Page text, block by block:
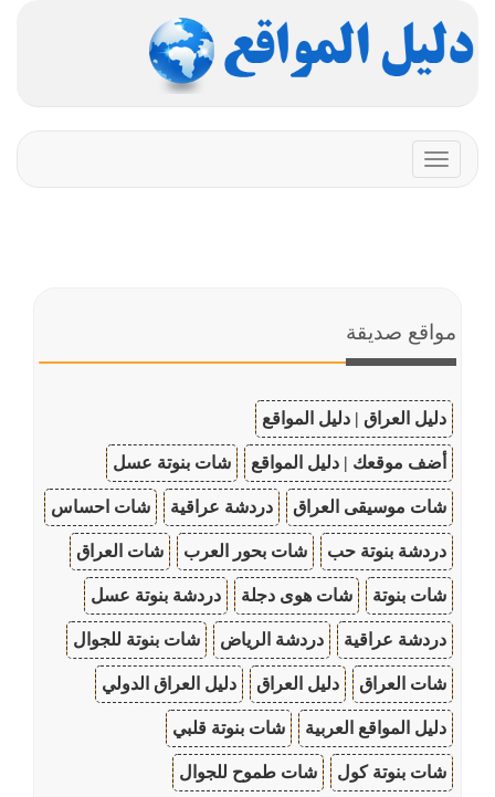
Toggle
navigation
مواقع صديقة
دليل العراق | دليل المواقع
أضف موقعك | دليل المواقع شات بنوتة عسل
شات موسيقى العراق دردشة عراقية شات احساس
دردشة بنوتة حب شات بحور العرب شات العراق
شات بنوتة شات هوى دجلة دردشة بنوتة عسل
دردشة عراقية دردشة الرياض شات بنوتة للجوال
شات العراق دليل العراق دليل العراق الدولي
دليل المواقع العربية شات بنوتة قلبي
شات بنوتة كول شات طموح للجوال